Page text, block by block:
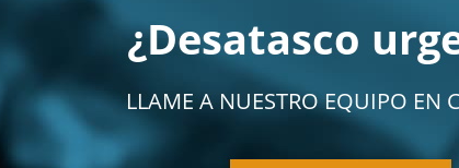
¿Desatasco
LLAME A NUESTRO EQUIPO EN